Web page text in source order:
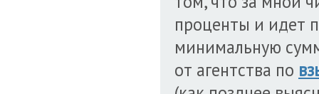
проценты и идет
минимальную
от агентства по